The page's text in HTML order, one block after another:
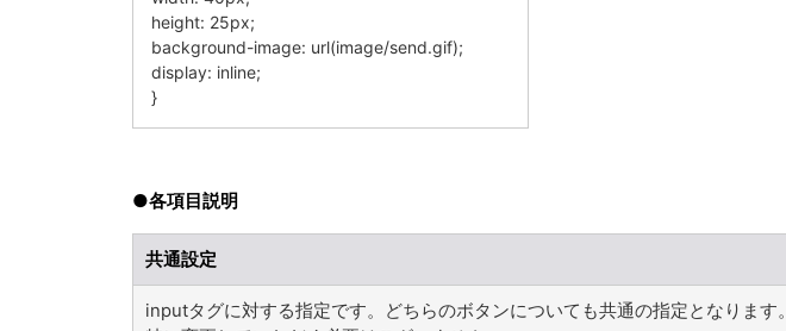
height: 25px;
background-image: url(image/send.gif);
display: inline;
}
●各項目説明
共通設定
inputタグに対する指定です。どちらのボタンについても共通の指定となります。